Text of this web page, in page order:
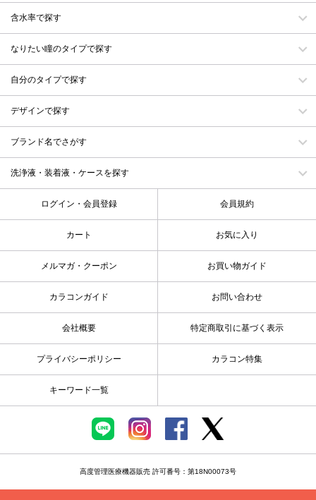
含水率で探す
なりたい瞳のタイプで探す
自分のタイプで探す
デザインで探す
ブランド名でさがす
洗浄液・装着液・ケースを探す
ログイン・会員登録 会員規約
カート お気に入り
メルマガ・クーポン お買い物ガイド
カラコンガイド お問い合わせ
会社概要 特定商取引に基づく表示
プライバシーポリシー カラコン特集
キーワード一覧
高度管理医療機器販売 許可番号：第18N00073号